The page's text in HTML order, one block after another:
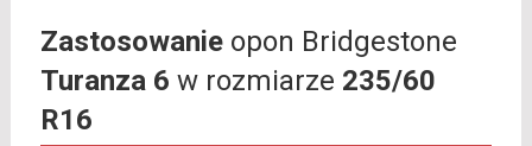
Zastosowanieopon Bridgestone
Turanza 6 w rozmiarze 235/60
R16